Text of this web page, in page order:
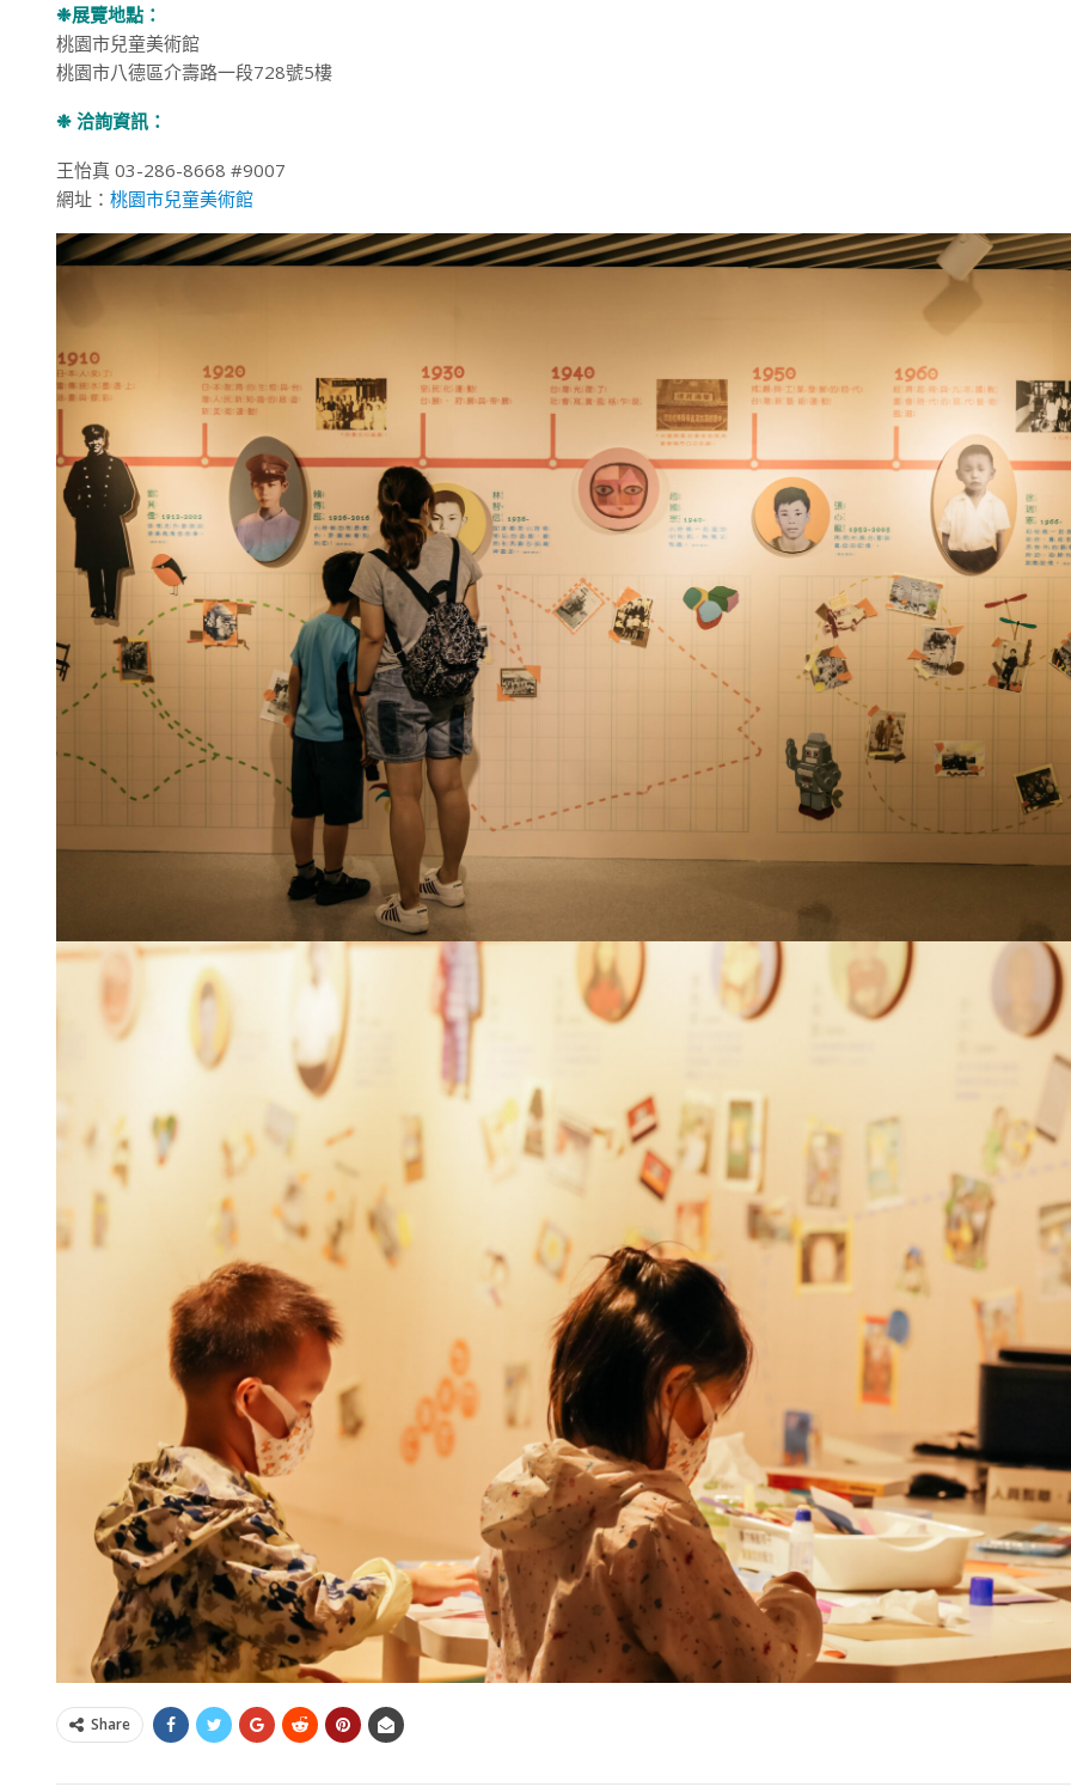
❉展覽地點：
桃園市兒童美術館
桃園市八德區介壽路一段728號5樓
❉ 洽詢資訊：
王怡真 03-286-8668 #9007
網址： 桃園市兒童美術館
Share